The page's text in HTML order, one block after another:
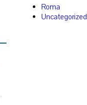
Roma
Uncategorized